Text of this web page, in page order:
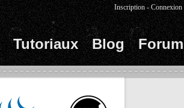
Tutoriaux Blog Forum
Inscription -Connexion